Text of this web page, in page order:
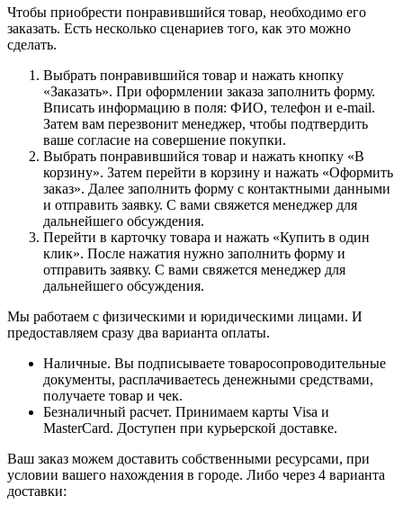
Чтобы приобрести понравившийся товар, необходимо его
заказать. Есть несколько сценариев того, как это можно
сделать.
Выбрать понравившийся товар и нажать кнопку
«Заказать». При оформлении заказа заполнить форму.
Вписать информацию в поля: ФИО, телефон и e-mail.
Затем вам перезвонит менеджер, чтобы подтвердить
ваше согласие на совершение покупки.
Выбрать понравившийся товар и нажать кнопку «В
корзину». Затем перейти в корзину и нажать «Оформить
заказ». Далее заполнить форму с контактными данными
и отправить заявку. С вами свяжется менеджер для
дальнейшего обсуждения.
Перейти в карточку товара и нажать «Купить в один
клик». После нажатия нужно заполнить форму и
отправить заявку. С вами свяжется менеджер для
дальнейшего обсуждения.
Мы работаем с физическими и юридическими лицами. И
предоставляем сразу два варианта оплаты.
Наличные. Вы подписываете товаросопроводительные
документы, расплачиваетесь денежными средствами,
получаете товар и чек.
Безналичный расчет. Принимаем карты Visa и
MasterCard. Доступен при курьерской доставке.
Ваш заказ можем доставить собственными ресурсами, при
условии вашего нахождения в городе. Либо через 4 варианта
доставки: